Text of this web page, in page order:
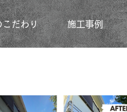
こだわり 施工事例